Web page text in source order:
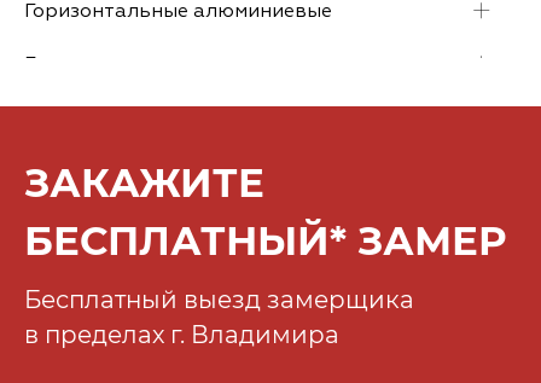
ЗАКАЖИТЕ
БЕСПЛАТНЫЙ* ЗАМЕР
Бесплатный выезд замерщика
в пределах г. Владимира